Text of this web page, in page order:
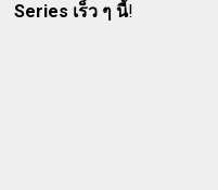
Series เร็ว ๆ นี้!